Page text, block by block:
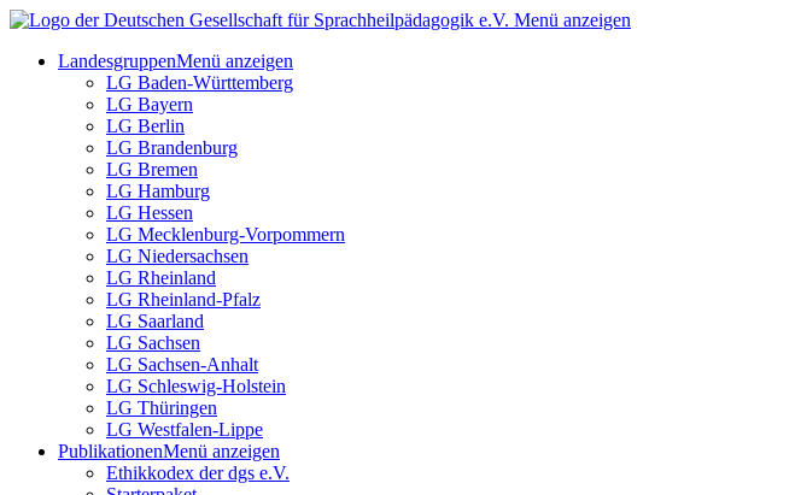
Menü anzeigen
LandesgruppenMenü anzeigen
LG Baden-Württemberg
LG Bayern
LG Berlin
LG Brandenburg
LG Bremen
LG Hamburg
LG Hessen
LG Mecklenburg-Vorpommern
LG Niedersachsen
LG Rheinland
LG Rheinland-Pfalz
LG Saarland
LG Sachsen
LG Sachsen-Anhalt
LG Schleswig-Holstein
LG Thüringen
LG Westfalen-Lippe
PublikationenMenü anzeigen
Ethikkodex der dgs e.V.